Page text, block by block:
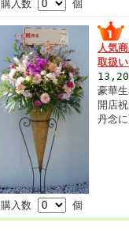
購入数 個
購入数 個
人気
取扱
豪華
開店
丹念